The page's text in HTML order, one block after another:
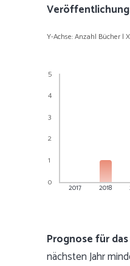
Y-Achse: Anzahl Bücher |
0
1
2
3
4
5
2017 2018
Prognose für
nächsten Jahr